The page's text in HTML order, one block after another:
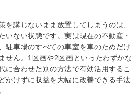
を講じないまま放置してしまうのは、
いない状態です。実は現在の不動産・
駐車場のすべての車室を車のためだけ
せん。1区画や2区画といったわずかな
に合わせた別の方法で有効活用するこ
かけずに収益を大幅に改善できる手法